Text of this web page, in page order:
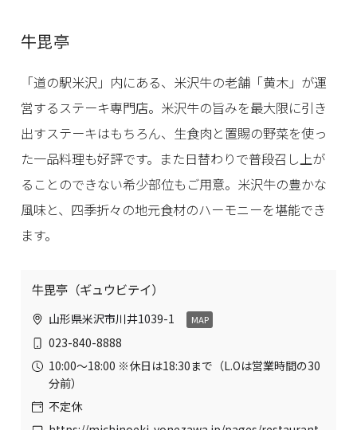
牛毘亭
「道の駅米沢」内にある、米沢牛の老舗「黄木」が運
営するステーキ専門店。米沢牛の旨みを最大限に引き
出すステーキはもちろん、生食肉と置賜の野菜を使っ
た一品料理も好評です。また日替わりで普段召し上が
ることのできない希少部位もご用意。米沢牛の豊かな
風味と、四季折々の地元食材のハーモニーを堪能でき
ます。
牛毘亭（ギュウビテイ）
山形県米沢市川井1039-1 MAP
023-840-8888
10:00〜18:00 ※休日は18:30まで（L.Oは営業時間の30
分前）
不定休